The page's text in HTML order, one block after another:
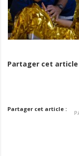
Partager cet article
Partager cet article :